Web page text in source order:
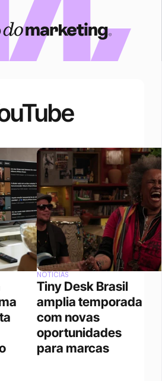
NOTÍCIAS
Tiny Desk Brasil
amplia temporada
com novas
oportunidades
para marcas